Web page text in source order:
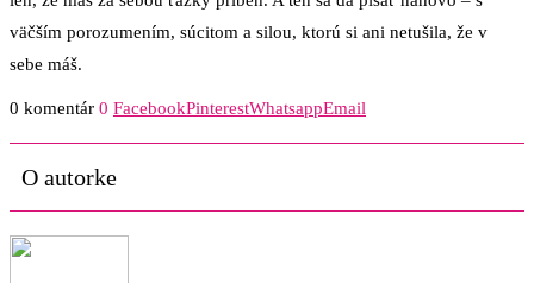
väčším porozumením, súcitom a silou, ktorú si ani netušila, že v
sebe máš.
0 komentár 0 FacebookPinterestWhatsappEmail
O autorke